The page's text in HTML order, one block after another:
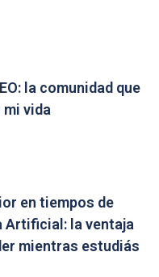
la comunidad que
vida
en tiempos de
Artificial: la ventaja
mientras estudiás